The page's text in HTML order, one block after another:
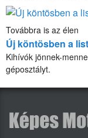
Továbbra is az élen
Új köntösben a
Kihívók jönnek-
géposztályt.